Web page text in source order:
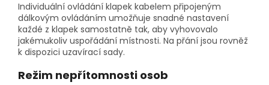
Individuální ovládání klapek kabelem připojeným
dálkovým ovládáním umožňuje snadné nastavení
každé z klapek samostatně tak, aby vyhovovalo
jakémukoliv uspořádání místnosti. Na přání jsou rovněž
k dispozici uzavírací sady.
Režim nepřítomnosti osob